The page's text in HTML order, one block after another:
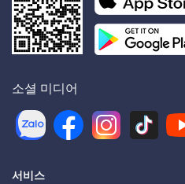
소셜 미디어
서비스